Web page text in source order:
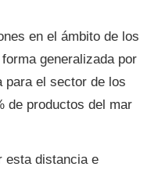
en el ámbito de los
generalizada por
para el sector de los
de productos del mar
esta distancia e